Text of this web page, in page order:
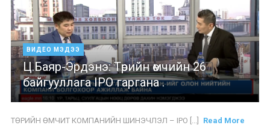
ВИДЕО МЭДЭЭ
Ц.Баяр-Эрдэнэ: Төрийн өмчийн 26
байгууллага IPO гаргана .
ТӨРИЙН ӨМЧИТ КОМПАНИЙН ШИНЭЧЛЭЛ – IPO [...] Read More